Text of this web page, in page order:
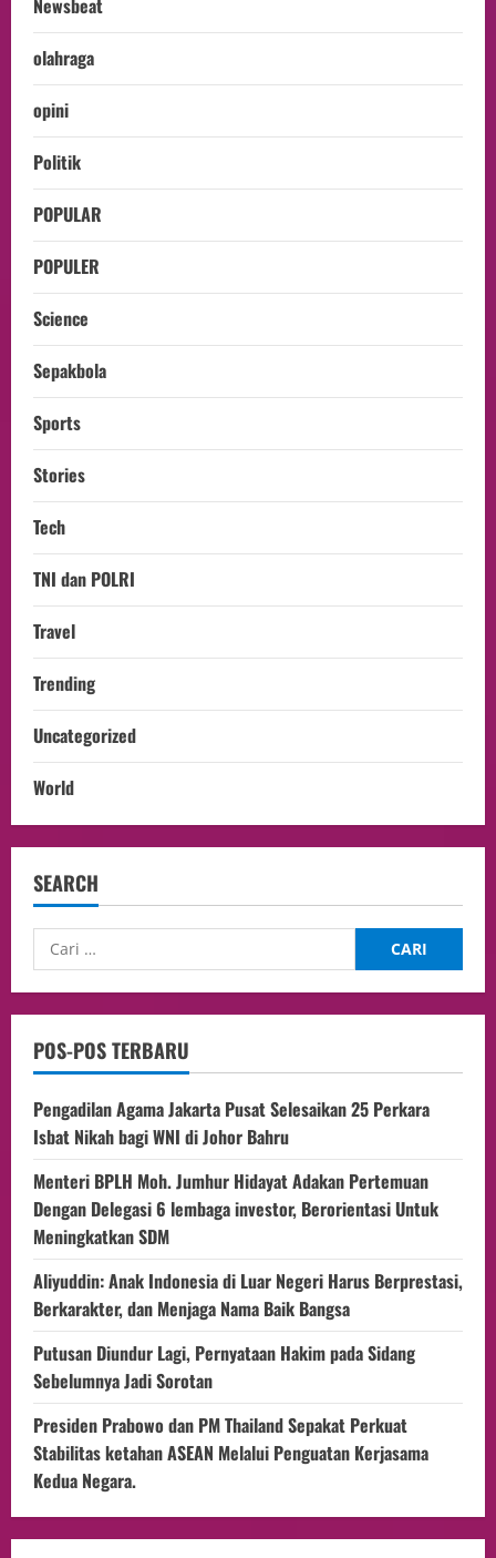
olahraga
opini
Politik
POPULAR
POPULER
Science
Sepakbola
Sports
Stories
Tech
TNI dan POLRI
Travel
Trending
Uncategorized
World
SEARCH
POS-POS TERBARU
Pengadilan Agama Jakarta Pusat Selesaikan 25 Perkara
Isbat Nikah bagi WNI di Johor Bahru
Menteri BPLH Moh. Jumhur Hidayat Adakan Pertemuan
Dengan Delegasi 6 lembaga investor, Berorientasi Untuk
Meningkatkan SDM
Aliyuddin: Anak Indonesia di Luar Negeri Harus Berprestasi,
Berkarakter, dan Menjaga Nama Baik Bangsa
Putusan Diundur Lagi, Pernyataan Hakim pada Sidang
Sebelumnya Jadi Sorotan
Presiden Prabowo dan PM Thailand Sepakat Perkuat
Stabilitas ketahan ASEAN Melalui Penguatan Kerjasama
Kedua Negara.